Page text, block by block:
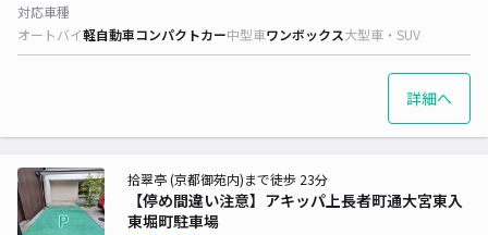
対応車種
オートバイ軽自動車コンパクトカー中型車ワンボックス大型車・SUV
詳細へ
【停め間違い注意】アキッパ上長者町通大宮東入
東堀町駐車場
拾翠亭 (京都御苑内)まで徒歩 23分